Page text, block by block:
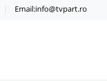
Email:info@tvpart.ro